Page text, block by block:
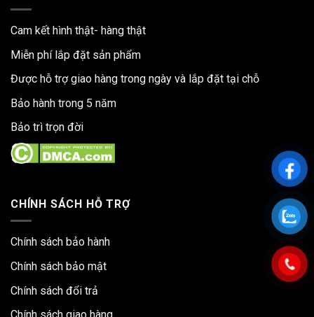
Cam kết hình thật- hàng thật
Miễn phí lắp đặt sản phẩm
Được hỗ trợ giao hàng trong ngày và lắp đặt tại chỗ
Bảo hành trong 5 năm
Bảo trì trọn đời
CHÍNH SÁCH HỖ TRỢ
Chính sách bảo hành
Chính sách bảo mật
Chính sách đổi trả